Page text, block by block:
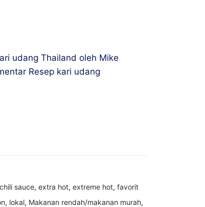
udang Thailand oleh Mike
Resep kari udang
chili sauce, extra hot, extreme hot, favorit
, lokal, Makanan rendah/makanan murah,